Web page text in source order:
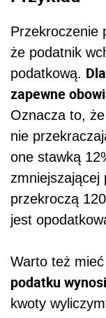
Przekroczenie
że podatnik
podatkową.
zapewne
Oznacza to,
nie
one stawką
zmniejszającej
przekroczą
jest
Warto też
podatku
kwoty